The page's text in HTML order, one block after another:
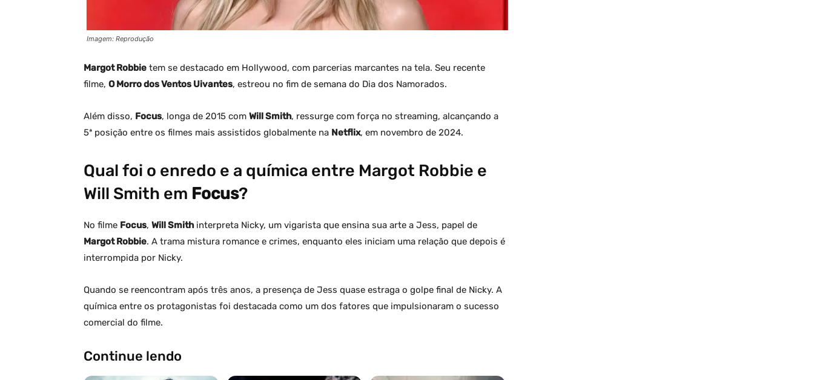
Imagem: Reprodução
Margot Robbie tem se destacado em Hollywood, com parcerias marcantes na tela. Seu recente
filme, O Morro dos Ventos Uivantes, estreou no fim de semana do Dia dos Namorados.
Além disso, Focus, longa de 2015 com Will Smith, ressurge com força no streaming, alcançando a
5ª posição entre os filmes mais assistidos globalmente na Netflix, em novembro de 2024.
Qual foi o enredo e a química entre Margot Robbie e
Will Smith em Focus?
No filme Focus, Will Smithinterpreta Nicky, um vigarista que ensina sua arte a Jess, papel de
Margot Robbie. A trama mistura romance e crimes, enquanto eles iniciam uma relação que depois é
interrompida por Nicky.
Quando se reencontram após três anos, a presença de Jess quase estraga o golpe final de Nicky. A
química entre os protagonistas foi destacada como um dos fatores que impulsionaram o sucesso
comercial do filme.
Continue lendo